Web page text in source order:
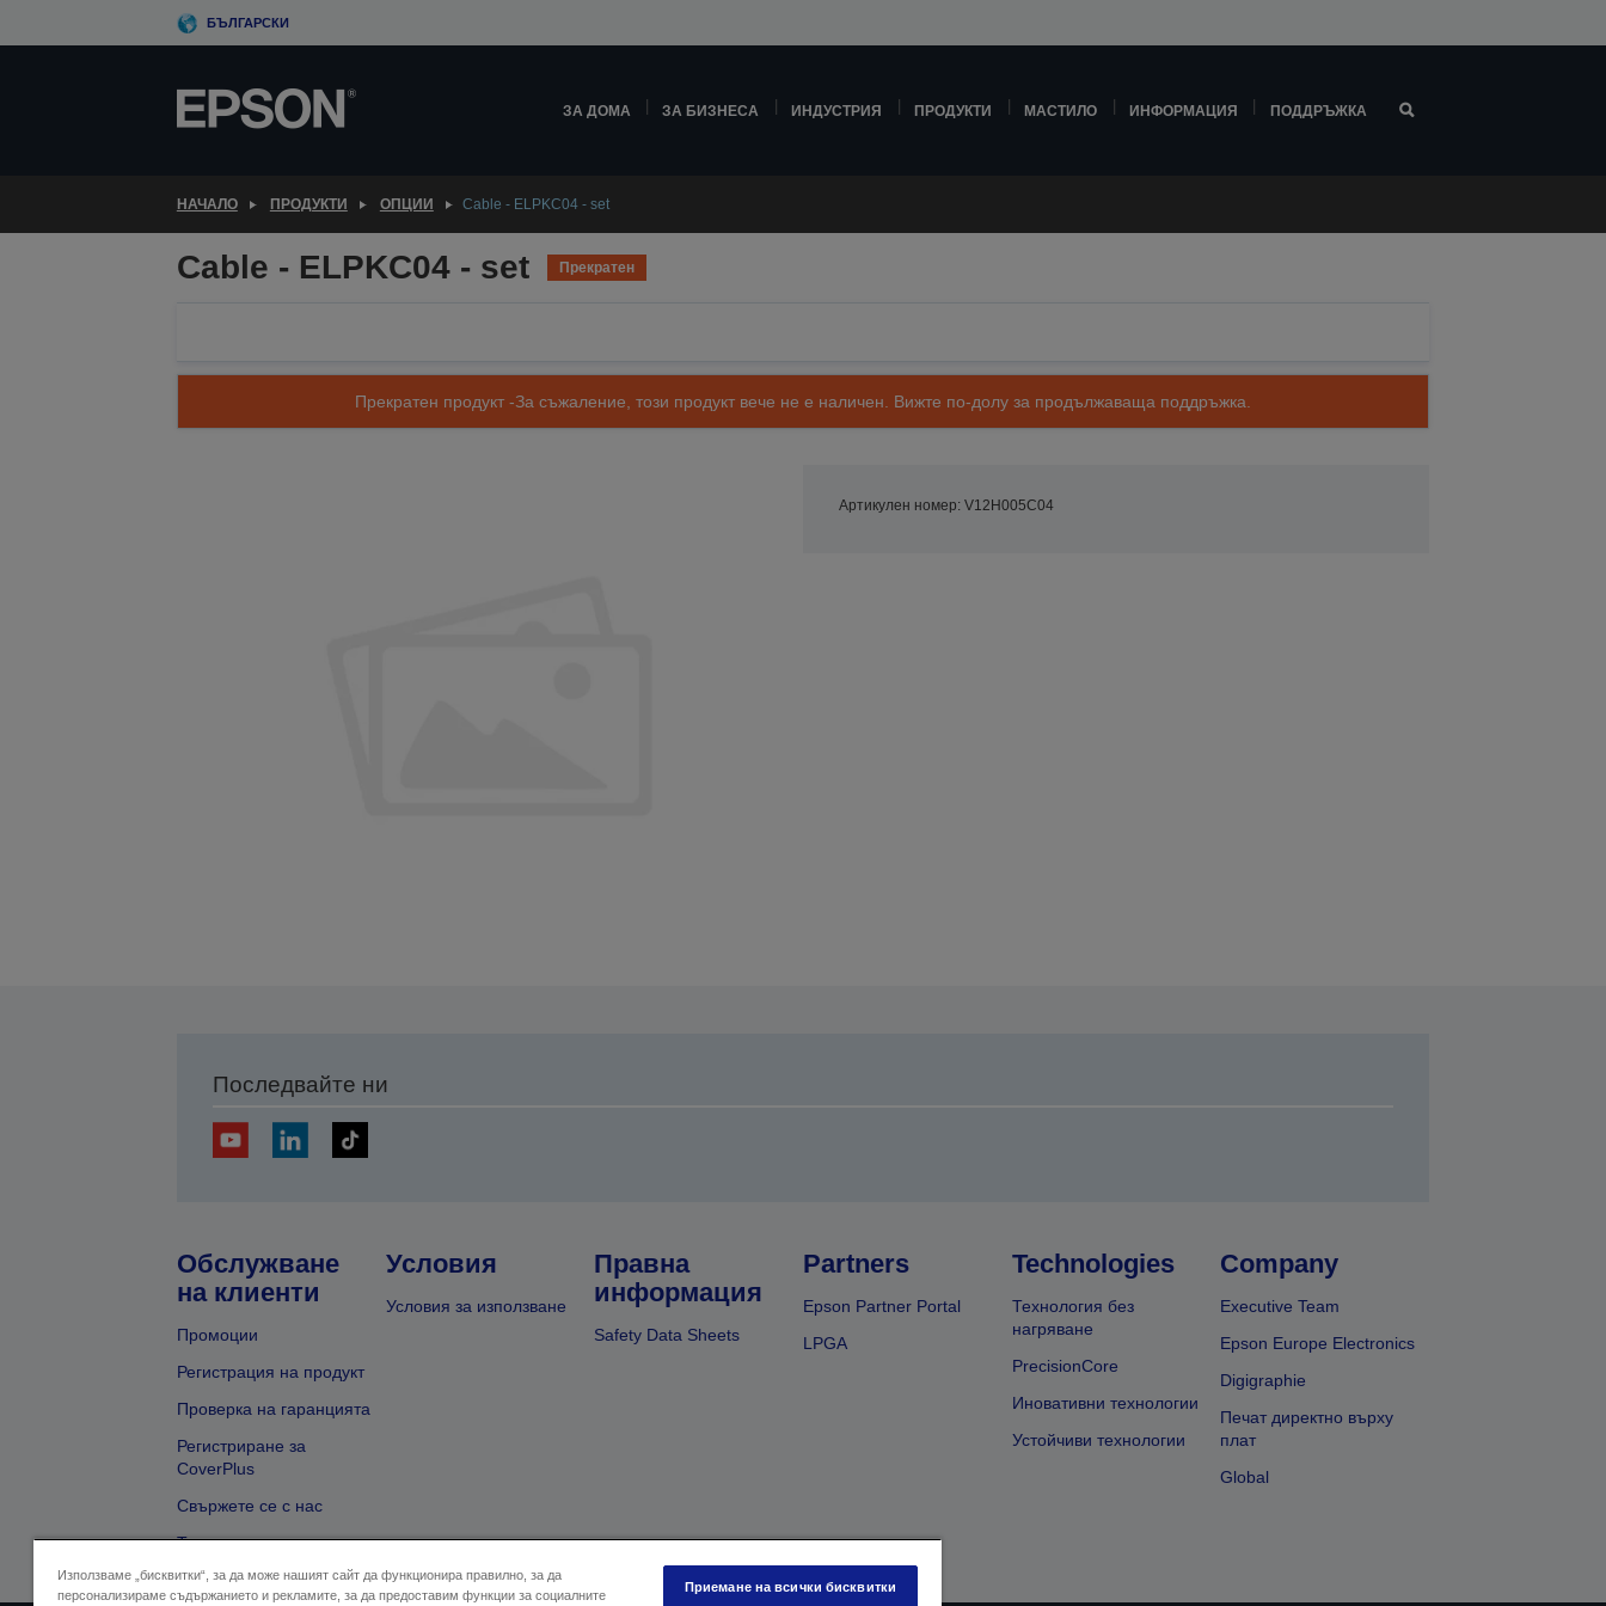
to
БЪЛГАРСКИ
ЗА ДОМА ЗА БИЗНЕСА ИНДУСТРИЯ ПРОДУКТИ МАСТИЛО ИНФОРМАЦИЯ ПОДДРЪЖКА
НАЧАЛО ПРОДУКТИ ОПЦИИ Cable - ELPKC04 - set
Cable - ELPKC04 - set Прекратен
Прекратен продукт -За съжаление, този продукт вече не е наличен. Вижте по-долу за продължаваща поддръжка.
Артикулен номер: V12H005C04
Последвайте ни
Обслужване
на клиенти
Промоции
Регистрация на продукт
Проверка на гаранцията
Регистриране за
CoverPlus
Свържете се с нас
Търсене на търговец
Условия
Условия за използване
Правна
информация
Safety Data Sheets
Partners
Epson Partner Portal
LPGA
Technologies
Технология без
нагряване
PrecisionCore
Иновативни технологии
Устойчиви технологии
Company
Executive Team
Epson Europe Electronics
Digigraphie
Печат директно върху
плат
Global
Използваме „бисквитки“, за да може нашият сайт да функционира правилно, за да
персонализираме съдържанието и рекламите, за да предоставим функции за социалните
Приемане на всички бисквитки